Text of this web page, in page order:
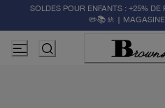
SOLDES POUR ENFANTS : +25%
✏️📚🚸 |